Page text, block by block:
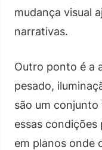
mudança visual
narrativas.
Outro ponto é a
pesado,
são um
essas condições
em planos onde